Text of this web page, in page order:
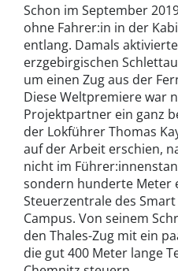
Schon im September
ohne Fahrer:in in der
entlang. Damals
erzgebirgischen
um einen Zug aus der
Diese Weltpremiere war
Projektpartner ein ganz
der Lokführer Thomas
auf der Arbeit erschien,
nicht im
sondern hunderte Meter
Steuerzentrale des
Campus. Von seinem
den Thales-Zug mit ein
die gut 400 Meter lange